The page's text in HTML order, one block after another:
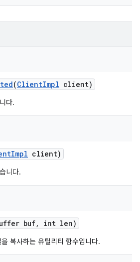
(ClientImpl client)
다.
Impl client)
니다.
buf, int len)
복사하는 유틸리티 함수입니다.